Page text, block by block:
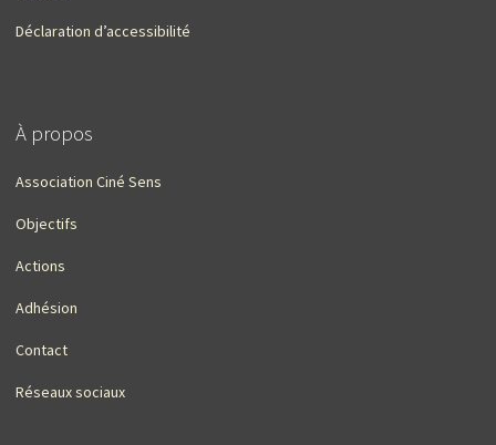
Déclaration d’accessibilité
À propos
Association Ciné Sens
Objectifs
Actions
Adhésion
Contact
Réseaux sociaux